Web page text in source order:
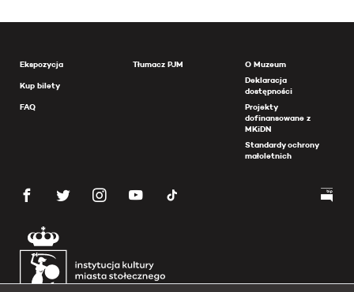
Ekspozycja
Kup bilety
FAQ
Tłumacz PJM
O Muzeum
Deklaracja
dostępności
Projekty
dofinansowane z
MKiDN
Standardy ochrony
małoletnich